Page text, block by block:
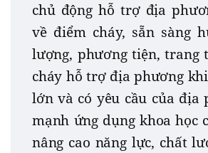
chủ động hỗ trợ địa
về điểm cháy, sẵn sàng
lượng, phương tiện, trang
cháy hỗ trợ địa phương
lớn và có yêu cầu của địa
mạnh ứng dụng khoa học
nâng cao năng lực, chất